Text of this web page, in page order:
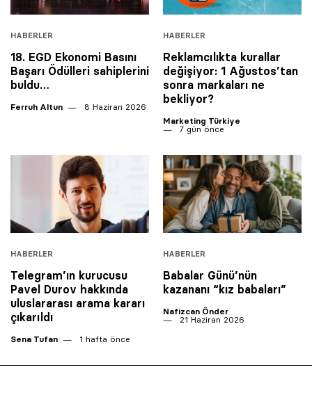
HABERLER
18. EGD Ekonomi Basını
Başarı Ödülleri sahiplerini
buldu…
Ferruh Altun 8 Haziran 2026
HABERLER
Reklamcılıkta kurallar
değişiyor: 1 Ağustos’tan
sonra markaları ne
bekliyor?
Marketing Türkiye
7 gün önce
HABERLER
Telegram’ın kurucusu
Pavel Durov hakkında
uluslararası arama kararı
çıkarıldı
Sena Tufan 1 hafta önce
HABERLER
Babalar Günü’nün
kazananı “kız babaları”
Nafizcan Önder
21 Haziran 2026